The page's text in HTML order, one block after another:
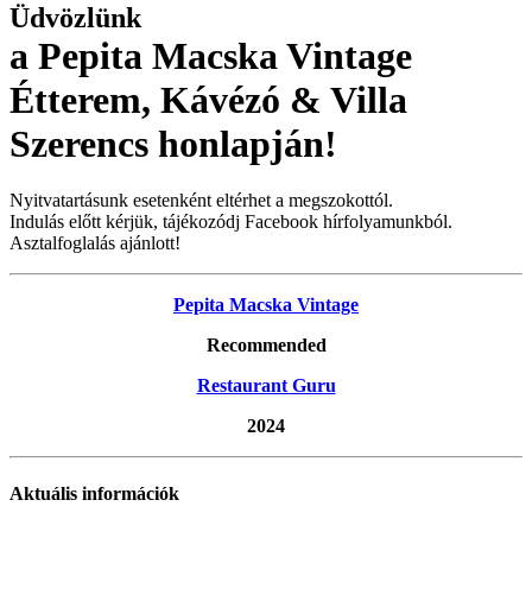
Üdvözlünk
a Pepita Macska Vintage
Étterem, Kávézó & Villa
Szerencs honlapján!
Nyitvatartásunk esetenként eltérhet a megszokottól.
Indulás előtt kérjük, tájékozódj Facebook hírfolyamunkból.
Asztalfoglalás ajánlott!
Pepita Macska Vintage
Recommended
Restaurant Guru
2024
Aktuális információk